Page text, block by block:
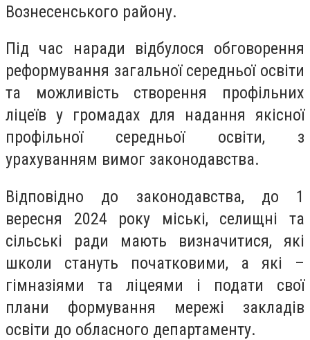
Вознесенського району.
Під час наради відбулося обговорення
реформування загальної середньої освіти
та можливість створення профільних
ліцеїв у громадах для надання якісної
профільної середньої освіти, з
урахуванням вимог законодавства.
Відповідно до законодавства, до 1
вересня 2024 року міські, селищні та
сільські ради мають визначитися, які
школи стануть початковими, а які –
гімназіями та ліцеями і подати свої
плани формування мережі закладів
освіти до обласного департаменту.